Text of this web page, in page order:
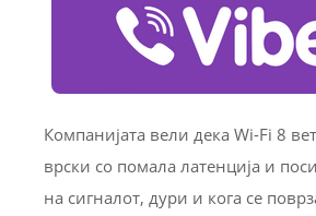
Компанијата вели дека Wi-Fi 8
врски со помала латенција и
на сигналот, дури и кога се